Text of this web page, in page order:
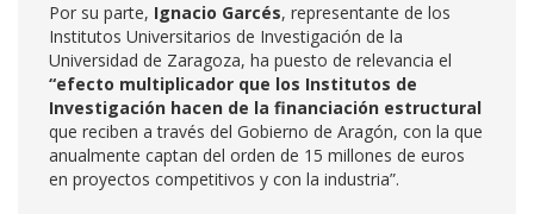
Por su parte, Ignacio Garcés, representante de los
Institutos Universitarios de Investigación de la
Universidad de Zaragoza, ha puesto de relevancia el
“efecto multiplicador que los Institutos de
Investigación hacen de la financiación estructural
que reciben a través del Gobierno de Aragón, con la que
anualmente captan del orden de 15 millones de euros
en proyectos competitivos y con la industria”.